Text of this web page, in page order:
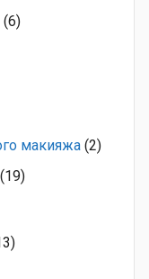
(6)
макияжа (2)
(19)